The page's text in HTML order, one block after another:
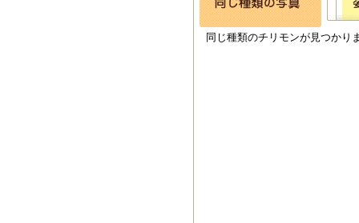
同じ種類のチリモンが見つかり